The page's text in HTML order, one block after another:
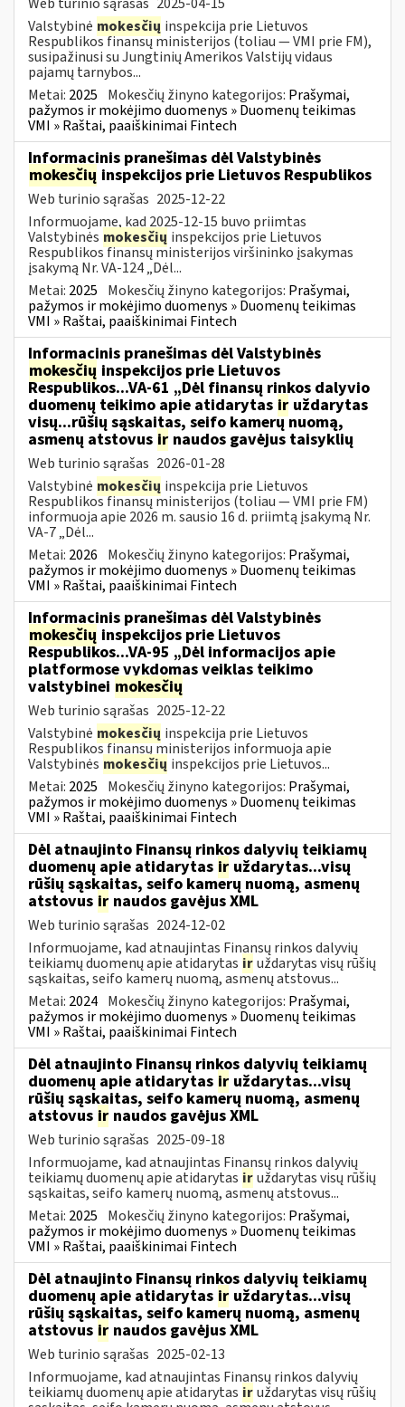
Valstybinė mokesčių inspekcija prie Lietuvos
Respublikos finansų ministerijos (toliau — VMI prie FM),
susipažinusi su Jungtinių Amerikos Valstijų vidaus
pajamų tarnybos...
Metai: 2025 Mokesčių žinyno kategorijos: Prašymai,
pažymos ir mokėjimo duomenys » Duomenų teikimas
VMI » Raštai, paaiškinimai Fintech
Informacinis pranešimas dėl Valstybinės
mokesčių inspekcijos prie Lietuvos Respublikos
Web turinio sąrašas 2025-12-22
Informuojame, kad 2025-12-15 buvo priimtas
Valstybinės mokesčių inspekcijos prie Lietuvos
Respublikos finansų ministerijos viršininko įsakymas
įsakymą Nr. VA-124 „Dėl...
Metai: 2025 Mokesčių žinyno kategorijos: Prašymai,
pažymos ir mokėjimo duomenys » Duomenų teikimas
VMI » Raštai, paaiškinimai Fintech
Informacinis pranešimas dėl Valstybinės
mokesčių inspekcijos prie Lietuvos
Respublikos...VA-61 „Dėl finansų rinkos dalyvio
duomenų teikimo apie atidarytas ir uždarytas
visų...rūšių sąskaitas, seifo kamerų nuomą,
asmenų atstovus ir naudos gavėjus taisyklių
Web turinio sąrašas 2026-01-28
Valstybinė mokesčių inspekcija prie Lietuvos
Respublikos finansų ministerijos (toliau — VMI prie FM)
informuoja apie 2026 m. sausio 16 d. priimtą įsakymą Nr.
VA-7 „Dėl...
Metai: 2026 Mokesčių žinyno kategorijos: Prašymai,
pažymos ir mokėjimo duomenys » Duomenų teikimas
VMI » Raštai, paaiškinimai Fintech
Informacinis pranešimas dėl Valstybinės
mokesčių inspekcijos prie Lietuvos
Respublikos...VA-95 „Dėl informacijos apie
platformose vykdomas veiklas teikimo
valstybinei mokesčių
Web turinio sąrašas 2025-12-22
Valstybinė mokesčių inspekcija prie Lietuvos
Respublikos finansų ministerijos informuoja apie
Valstybinės mokesčių inspekcijos prie Lietuvos...
Metai: 2025 Mokesčių žinyno kategorijos: Prašymai,
pažymos ir mokėjimo duomenys » Duomenų teikimas
VMI » Raštai, paaiškinimai Fintech
Dėl atnaujinto Finansų rinkos dalyvių teikiamų
duomenų apie atidarytas ir uždarytas...visų
rūšių sąskaitas, seifo kamerų nuomą, asmenų
atstovus ir naudos gavėjus XML
Web turinio sąrašas 2024-12-02
Informuojame, kad atnaujintas Finansų rinkos dalyvių
teikiamų duomenų apie atidarytas iruždarytas visų rūšių
sąskaitas, seifo kamerų nuomą, asmenų atstovus...
Metai: 2024 Mokesčių žinyno kategorijos: Prašymai,
pažymos ir mokėjimo duomenys » Duomenų teikimas
VMI » Raštai, paaiškinimai Fintech
Dėl atnaujinto Finansų rinkos dalyvių teikiamų
duomenų apie atidarytas ir uždarytas...visų
rūšių sąskaitas, seifo kamerų nuomą, asmenų
atstovus ir naudos gavėjus XML
Web turinio sąrašas 2025-09-18
Informuojame, kad atnaujintas Finansų rinkos dalyvių
teikiamų duomenų apie atidarytas iruždarytas visų rūšių
sąskaitas, seifo kamerų nuomą, asmenų atstovus...
Metai: 2025 Mokesčių žinyno kategorijos: Prašymai,
pažymos ir mokėjimo duomenys » Duomenų teikimas
VMI » Raštai, paaiškinimai Fintech
Dėl atnaujinto Finansų rinkos dalyvių teikiamų
duomenų apie atidarytas ir uždarytas...visų
rūšių sąskaitas, seifo kamerų nuomą, asmenų
atstovus ir naudos gavėjus XML
Web turinio sąrašas 2025-02-13
Informuojame, kad atnaujintas Finansų rinkos dalyvių
teikiamų duomenų apie atidarytas iruždarytas visų rūšių